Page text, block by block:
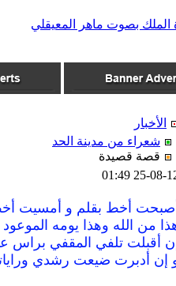
بصوت ماهر المعيقلي
الأخبار
شعراء من مدينة الحد
قصة قصيدة
25-08-12
أصبحت أخط بقلم و أمسيت
من الله وهذا يومه الموعود
إن أقبلت تلفي المقفي براس
إن أدبرت ضيعت رشدي